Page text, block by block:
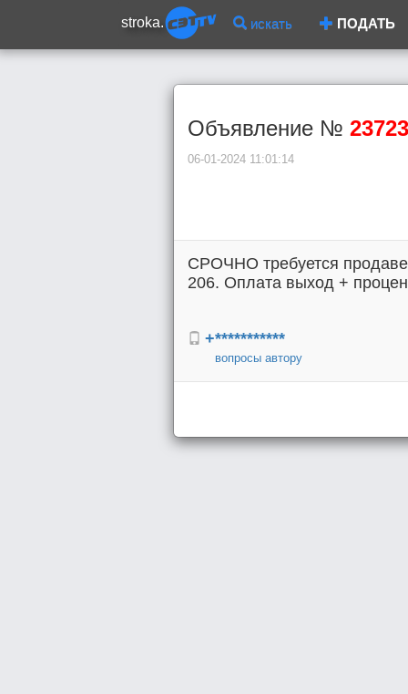
stroka. искать ПОДАТЬ
Объявление № 23723
06-01-2024 11:01:14
СРОЧНО требуется
206. Оплата выход +
+***********
вопросы автору